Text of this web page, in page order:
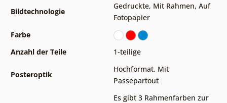
Bildtechnologie
Gedruckte, Mit Rahmen, Auf
Fotopapier
Farbe
Anzahl der Teile
1-teilige
Posteroptik
Hochformat, Mit
Passepartout
Es gibt 3 Rahmenfarben zur